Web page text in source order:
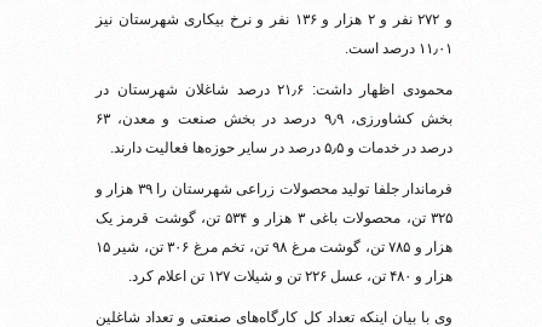
و ۲۷۲ نفر و ۲ هزار و ۱۳۶ نفر و نرخ بیکاری شهرستان نیز
۱۱٫۰۱ درصد است.
محمودی اظهار داشت: ۲۱٫۶ درصد شاغلان شهرستان در
بخش کشاورزی، ۹٫۹ درصد در بخش صنعت و معدن، ۶۳
درصد در خدمات و ۵٫۵ درصد در سایر حوزه‌ها فعالیت دارند.
فرماندار جلفا تولید محصولات زراعی شهرستان را ۳۹ هزار و
۳۲۵ تن، محصولات باغی ۳ هزار و ۵۳۴ تن، گوشت قرمز یک
هزار و ۷۸۵ تن، گوشت مرغ ۹۸ تن، تخم مرغ ۳۰۶ تن، شیر ۱۵
هزار و ۴۸۰ تن، عسل ۲۲۶ تن و شیلات ۱۲۷ تن اعلام کرد.
وی با بیان اینکه تعداد کل کارگاه‌های صنعتی و تعداد شاغلین